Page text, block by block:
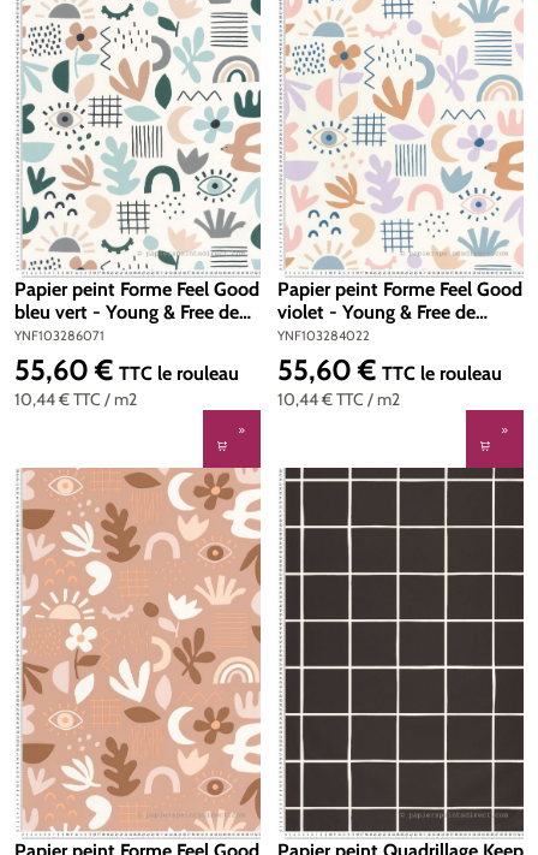
Papier peint Forme Feel Good
bleu vert - Young & Free de
Casélio | Réf. YNF103286071
YNF103286071
10,44 €TTC / m2
Prix régulier :
55,60 € TTC le rouleau
Papier peint Forme Feel Good
violet - Young & Free de
Casélio | Réf. YNF103284022
YNF103284022
10,44 €TTC / m2
Prix régulier :
55,60 € TTC le rouleau